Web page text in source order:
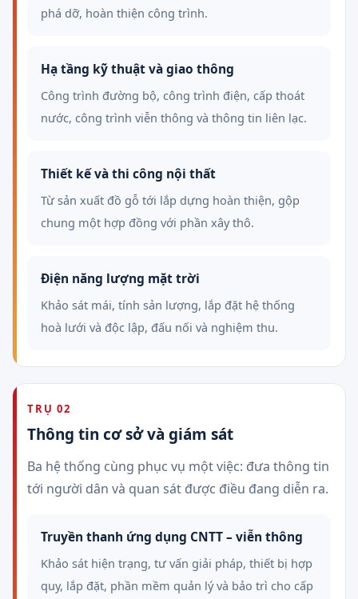
phá dỡ, hoàn thiện công trình.
Hạ tầng kỹ thuật và giao thông
Công trình đường bộ, công trình điện, cấp thoát
nước, công trình viễn thông và thông tin liên lạc.
Thiết kế và thi công nội thất
Từ sản xuất đồ gỗ tới lắp dựng hoàn thiện, gộp
chung một hợp đồng với phần xây thô.
Điện năng lượng mặt trời
Khảo sát mái, tính sản lượng, lắp đặt hệ thống
hoà lưới và độc lập, đấu nối và nghiệm thu.
TRỤ 02
Thông tin cơ sở và giám sát
Ba hệ thống cùng phục vụ một việc: đưa thông tin
tới người dân và quan sát được điều đang diễn ra.
Truyền thanh ứng dụng CNTT – viễn thông
Khảo sát hiện trạng, tư vấn giải pháp, thiết bị hợp
quy, lắp đặt, phần mềm quản lý và bảo trì cho cấp